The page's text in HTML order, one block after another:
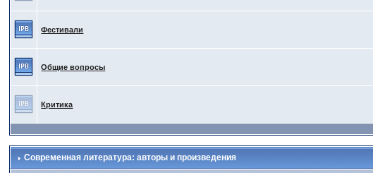
Фестивали
Общие вопросы
Критика
Современная литература: авторы и произведения